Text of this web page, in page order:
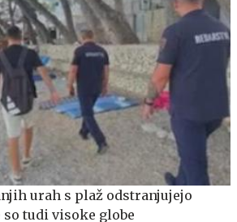
urah s plaž odstranjujejo
so tudi visoke globe